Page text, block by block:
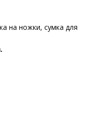
на ножки, сумка для